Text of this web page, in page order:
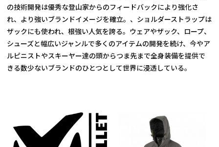
の技術開発は優秀な登山家からのフィードバックにより強化さ
れ、より強いブランドイメージを確立。、ショルダーストラップは
ザックにも使われ、根強い人気を誇る。ウェアやザック、ロープ、
シューズと幅広いジャンルで多くのアイテムの開発を続け、今やア
ルピニストやスキーヤー達の頭からつま先まで全身装備を提供で
きる数少ないブランドのひとつとして世界に浸透している。